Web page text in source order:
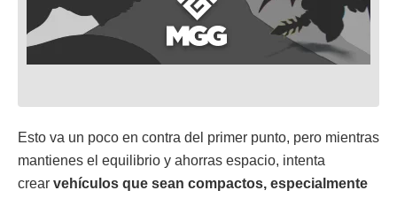
Esto va un poco en contra del primer punto, pero mientras
mantienes el equilibrio y ahorras espacio, intenta
crear vehículos que sean compactos, especialmente